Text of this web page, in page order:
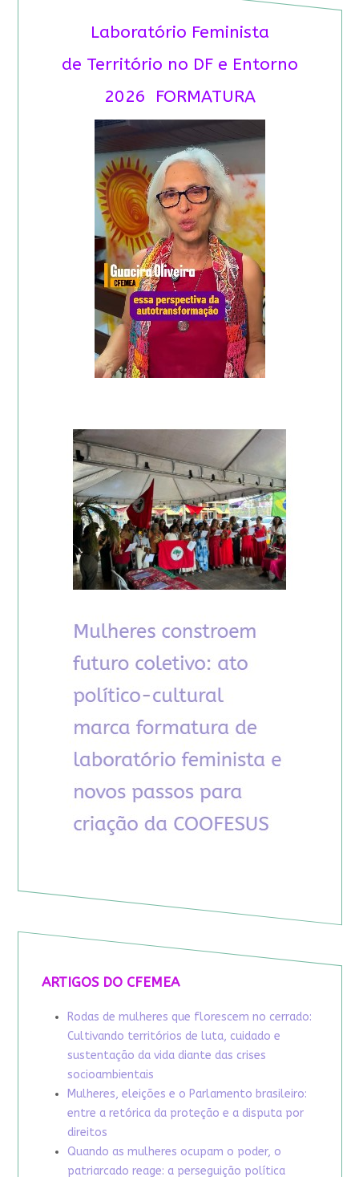
Laboratório Feminista
de Território no DF e Entorno
2026 FORMATURA
ARTIGOS DO CFEMEA
Rodas de mulheres que florescem no cerrado:
Cultivando territórios de luta, cuidado e
sustentação da vida diante das crises
socioambientais
Mulheres, eleições e o Parlamento brasileiro:
entre a retórica da proteção e a disputa por
direitos
Quando as mulheres ocupam o poder, o
patriarcado reage: a perseguição política